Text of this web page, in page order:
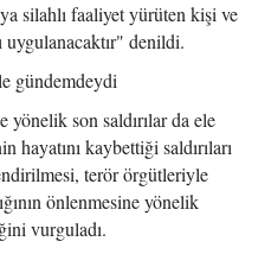
silahlı faaliyet yürüten kişi ve
uygulanacaktır" denildi.
gündemdeydi
son saldırılar da ele
hayatını kaybettiği saldırıları
terör örgütleriyle
önlenmesine yönelik
vurguladı.